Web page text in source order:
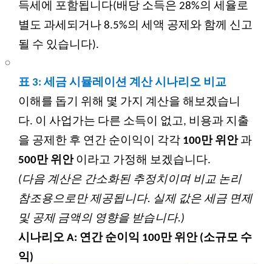
득세에 포함됩니다(배당 소득은 28%의 세율로
별도 과세되거나 8.5%의 세액 공제와 함께 신고
될 수 있습니다).
표 3: 세금 시뮬레이션 계산 시나리오 비교
이해를 돕기 위해 몇 가지 계산을 해보겠습니
다. 이 사업가는 다른 소득이 없고, 비용과 지출
을 공제한 후 연간 순이익이 각각 100만 위안과
500만 위안이라고 가정해 보겠습니다.
(다음 계산은 간소화된 추정치이며 비교 논리
참조용으로만 제공됩니다. 실제 값은 세금 면제
및 공제 금액의 영향을 받습니다.)
시나리오 A: 연간 순이익 100만 위안 (소규모 수
익)